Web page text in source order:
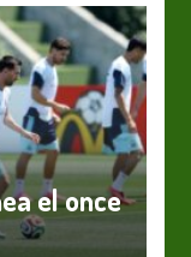
el once